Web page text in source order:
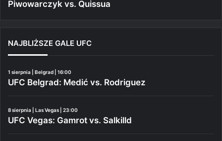
Piwowarczyk vs. Quissua
NAJBLIŻSZE GALE UFC
1 sierpnia | Belgrad | 16:00
UFC Belgrad: Medić vs. Rodriguez
8 sierpnia | Las Vegas | 23:00
UFC Vegas: Gamrot vs. Salkilld